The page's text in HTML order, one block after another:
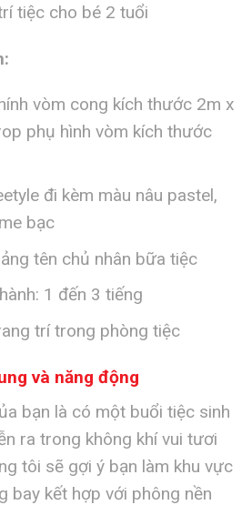
tiệc cho bé 2 tuổi
vòm cong kích thước 2m x
phụ hình vòm kích thước
đi kèm màu nâu pastel,
bạc
tên chủ nhân bữa tiệc
1 đến 3 tiếng
trí trong phòng tiệc
và năng động
bạn là có một buổi tiệc sinh
ra trong không khí vui tươi
tôi sẽ gợi ý bạn làm khu vực
bay kết hợp với phông nền